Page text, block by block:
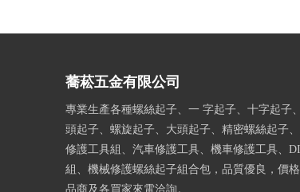
蕎菘五金有限公司
專業生產各種螺絲起子、一 字起子、十字起子
頭起子、螺旋起子、大頭起子、精密螺絲起子
修護工具組、汽車修護工具、機車修護工具、
組、機械修護螺絲起子組合包，品質優良，價
品商及各買家來電洽詢。